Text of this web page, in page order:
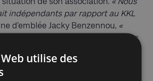
indépendants par rapport au KKL
d’emblée Jacky Benzennou, «
en Asbl de droit belge et les
le conseil d’administration du KKL
ne nous engagent pas. Ils ne
avis dans les décisions qu’ils
utilise des